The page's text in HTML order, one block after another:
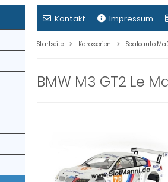
Kontakt Impressum
Startseite Karosserien Scaleauto
BMW M3 GT2 Le